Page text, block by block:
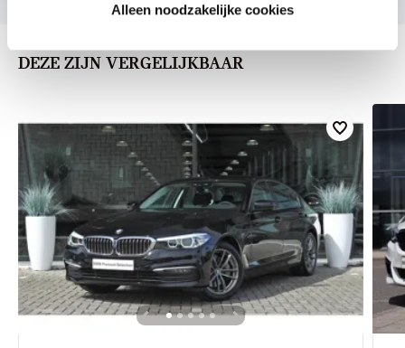
Alleen noodzakelijke cookies
DEZE ZIJN VERGELIJKBAAR